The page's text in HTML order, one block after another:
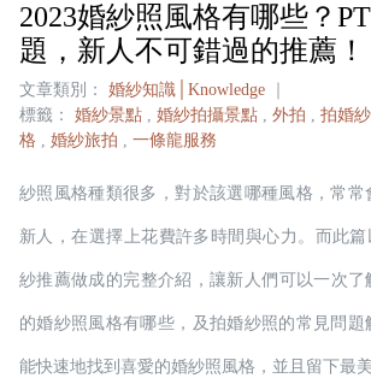
2023婚紗照風格有哪些？
題，新人不可錯過的推薦！
文章類別： 婚紗知識│Knowledge
標籤： 婚紗景點 , 婚紗拍攝景點 , 外拍 , 拍婚
格 , 婚紗旅拍 , 一條龍服務
紗照風格種類很多，對於該選哪種風格，常常
新人，在選擇上花費許多時間與心力。而此
紗推薦做成的完整介紹，讓新人們可以一次了
的婚紗照風格有哪些，及拍婚紗照的常見問題
能快速地找到喜愛的婚紗照風格，並且留下最